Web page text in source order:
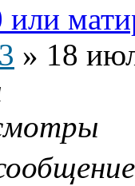
или
» 18